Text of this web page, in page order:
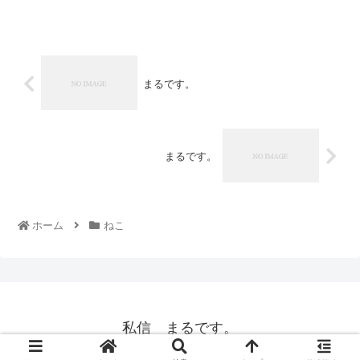
まるです。
まるです。
ホーム ねこ
私信 まるです。
© 2008 私信 まるです。.